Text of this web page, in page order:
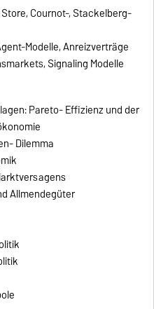
Cournot-, Stackelberg-
Modelle, Anreizverträge
Signaling Modelle
Pareto- Effizienz und der
Dilemma
Allmendegüter